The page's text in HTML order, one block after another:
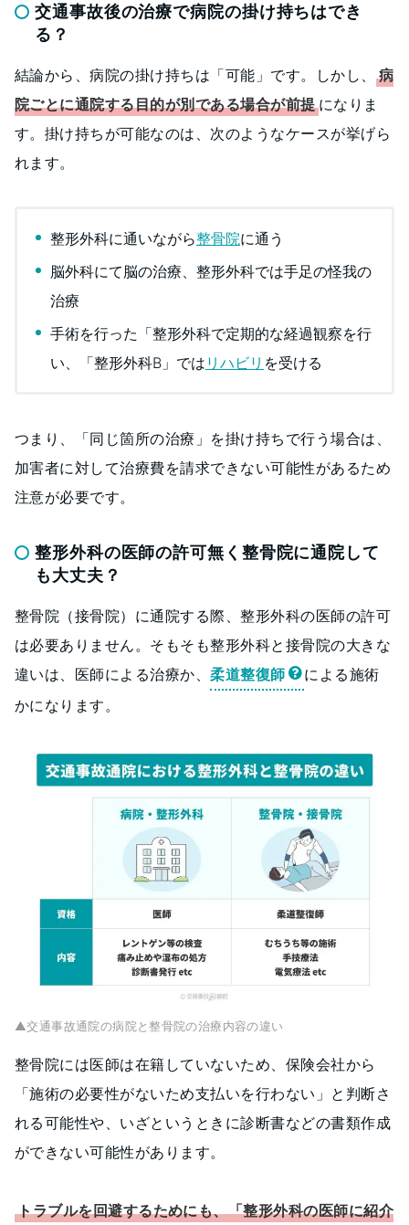
交通事故後の治療で病院の掛け持ちはでき
る？
結論から、病院の掛け持ちは「可能」です。しかし、
病
院ごとに通院する目的が別である場合が前提になりま
す。掛け持ちが可能なのは、次のようなケースが挙げら
れます。
整形外科に通いながら整骨院に通う
脳外科にて脳の治療、整形外科では手足の怪我の
治療
手術を行った「整形外科で定期的な経過観察を行
い、「整形外科B」では リハビリ を受ける
つまり、「同じ箇所の治療」を掛け持ちで行う場合は、
加害者に対して治療費を請求できない可能性があるため
注意が必要です。
整形外科の医師の許可無く整骨院に通院して
も大丈夫？
整骨院（接骨院）に通院する際、整形外科の医師の許可
は必要ありません。そもそも整形外科と接骨院の大きな
違いは、医師による治療か、柔道整復師
による施術
かになります。
▲交通事故通院の病院と整骨院の治療内容の違い
整骨院には医師は在籍していないため、保険会社から
「施術の必要性がないため支払いを行わない」と判断さ
れる可能性や、いざというときに診断書などの書類作成
ができない可能性があります。
トラブルを回避するためにも、「整形外科の医師に紹介